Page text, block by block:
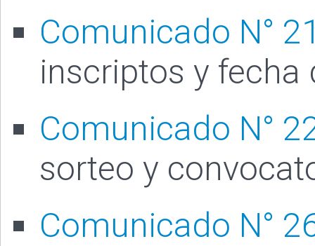
Comunicado N°
inscriptos y fecha
Comunicado N°
sorteo y
Comunicado N°